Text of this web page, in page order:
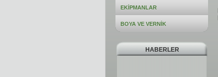
EKİPMANLAR
BOYA VE VERNİK
HABERLER